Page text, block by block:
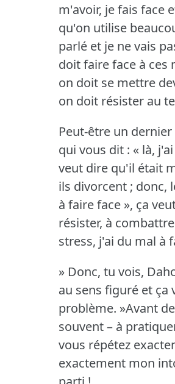
m'avoir, je fais face
qu'on utilise
parlé et je ne vais
doit faire face à ces
on doit se mettre
on doit résister au
Peut-être un
qui vous dit : « là,
veut dire qu'il était
ils divorcent ; donc,
à faire face », ça
résister, à
stress, j'ai du mal à
» Donc, tu vois,
au sens figuré et ça
problème. »Avant
souvent – à
vous répétez
exactement mon